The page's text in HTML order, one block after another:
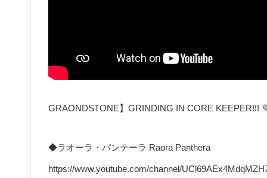
GRAONDSTONE】GRINDING IN CORE KEEPER!!!
◆ラオーラ・パンテーラ Raora Panthera
https://www.youtube.com/channel/